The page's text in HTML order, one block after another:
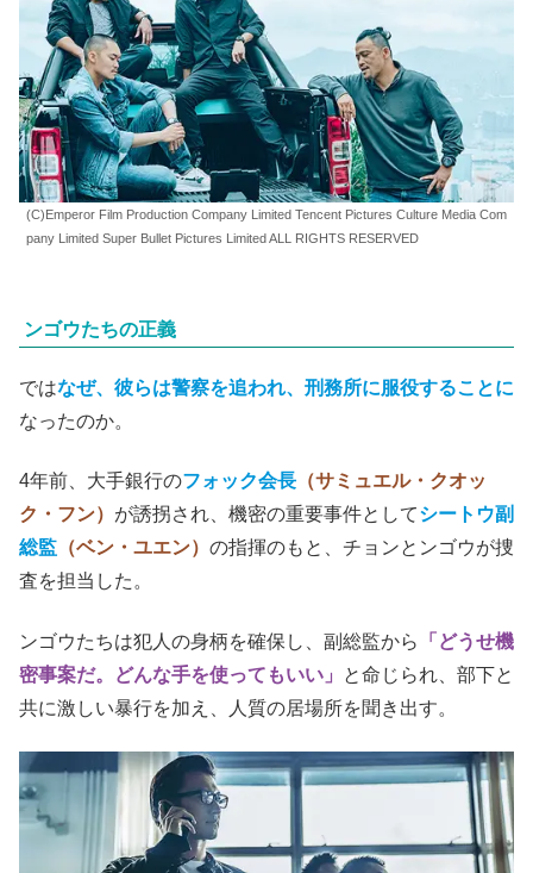
(C)Emperor Film Production Company Limited Tencent Pictures Culture Media Com
pany Limited Super Bullet Pictures Limited ALL RIGHTS RESERVED
ンゴウたちの正義
ではなぜ、彼らは警察を追われ、刑務所に服役することに
なったのか。
4年前、大手銀行のフォック会長 （サミュエル・クオッ
ク・フン） が誘拐され、機密の重要事件としてシートウ副
総監 （ベン・ユエン） の指揮のもと、チョンとンゴウが捜
査を担当した。
ンゴウたちは犯人の身柄を確保し、副総監から
「どうせ機
密事案だ。どんな手を使ってもいい」
と命じられ、部下と
共に激しい暴行を加え、人質の居場所を聞き出す。